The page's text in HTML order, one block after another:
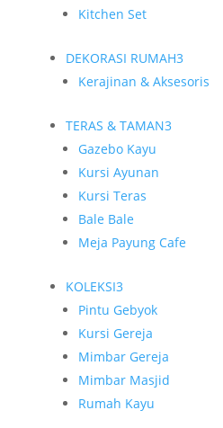
Kitchen Set
DEKORASI RUMAH3
Kerajinan & Aksesoris
TERAS & TAMAN3
Gazebo Kayu
Kursi Ayunan
Kursi Teras
Bale Bale
Meja Payung Cafe
KOLEKSI3
Pintu Gebyok
Kursi Gereja
Mimbar Gereja
Mimbar Masjid
Rumah Kayu